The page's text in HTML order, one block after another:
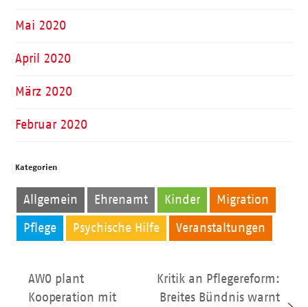
Mai 2020
April 2020
März 2020
Februar 2020
Kategorien
Allgemein Ehrenamt Kinder Migration
Pflege Psychische Hilfe Veranstaltungen
AWO plant
Kooperation mit
Kritik an Pflegereform:
Breites Bündnis warnt